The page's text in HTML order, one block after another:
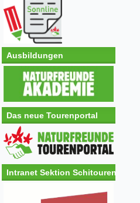
Ausbildungen
Das neue Tourenportal
Intranet Sektion Schitouren